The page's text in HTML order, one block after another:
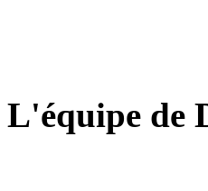
L'équipe de